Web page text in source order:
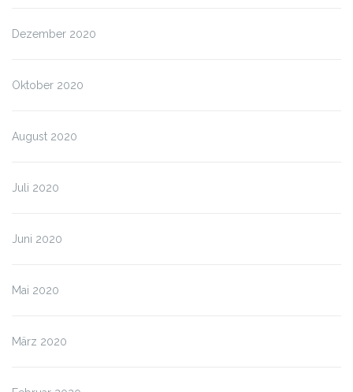
Dezember 2020
Oktober 2020
August 2020
Juli 2020
Juni 2020
Mai 2020
März 2020